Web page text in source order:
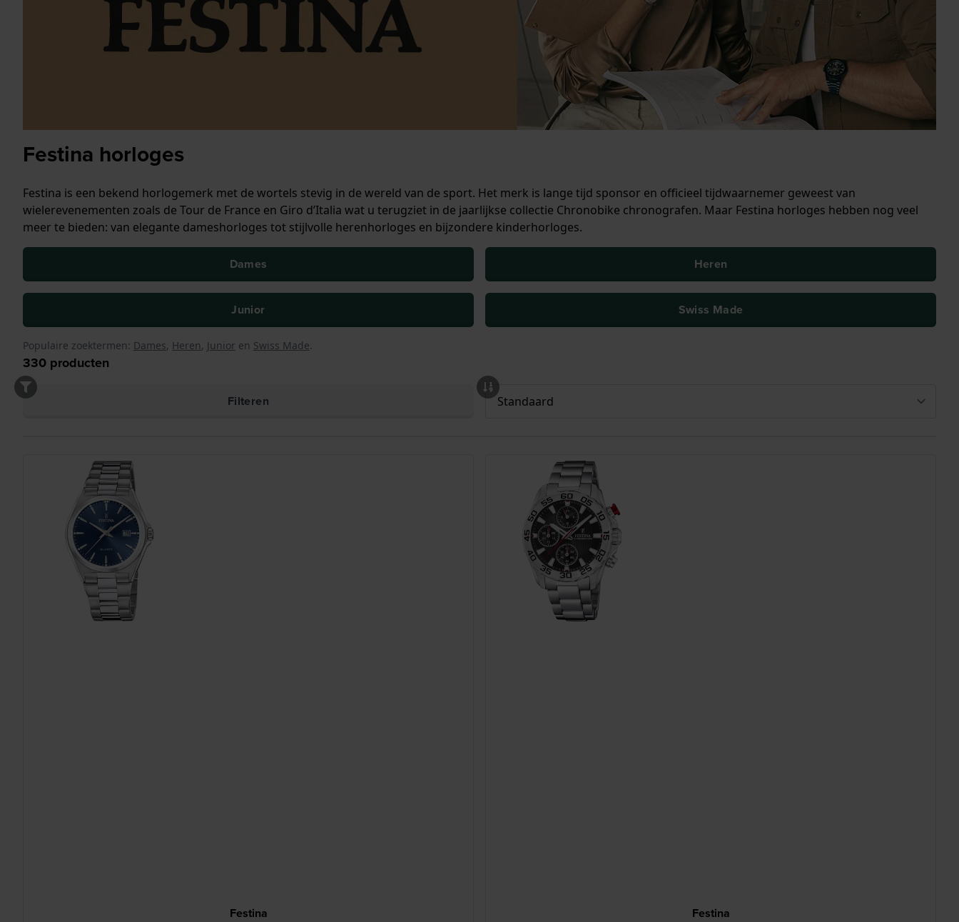
Festina horloges
Festina is een bekend horlogemerk met de wortels stevig in de wereld van de sport. Het merk is lange tijd sponsor en officieel tijdwaarnemer geweest van
wielerevenementen zoals de Tour de France en Giro d’Italia wat u terugziet in de jaarlijkse collectie Chronobike chronografen. Maar Festina horloges hebben nog veel
meer te bieden: van elegante dameshorloges tot stijlvolle herenhorloges en bijzondere kinderhorloges.
Dames Heren
Junior Swiss Made
Populaire zoektermen: Dames, Heren, Junior en Swiss Made.
330 producten
Filteren
Festina Festina